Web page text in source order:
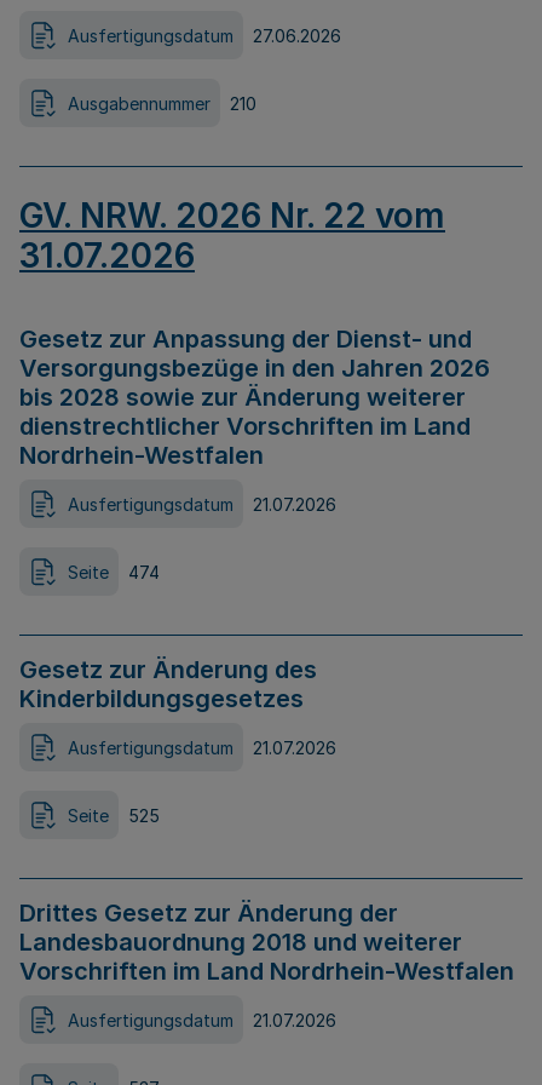
Ausfertigungsdatum 27.06.2026
Ausgabennummer 210
GV. NRW. 2026 Nr. 22 vom
31.07.2026
Gesetz zur Anpassung der Dienst- und
Versorgungsbezüge in den Jahren 2026
bis 2028 sowie zur Änderung weiterer
dienstrechtlicher Vorschriften im Land
Nordrhein-Westfalen
Ausfertigungsdatum 21.07.2026
Seite 474
Gesetz zur Änderung des
Kinderbildungsgesetzes
Ausfertigungsdatum 21.07.2026
Seite 525
Drittes Gesetz zur Änderung der
Landesbauordnung 2018 und weiterer
Vorschriften im Land Nordrhein-Westfalen
Ausfertigungsdatum 21.07.2026